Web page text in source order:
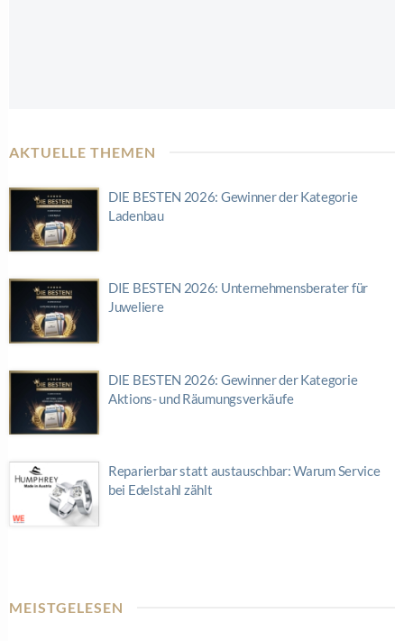
AKTUELLE THEMEN
DIE BESTEN 2026: Gewinner der Kategorie
Ladenbau
DIE BESTEN 2026: Unternehmensberater für
Juweliere
DIE BESTEN 2026: Gewinner der Kategorie
Aktions- und Räumungsverkäufe
Reparierbar statt austauschbar: Warum Service
bei Edelstahl zählt
MEISTGELESEN